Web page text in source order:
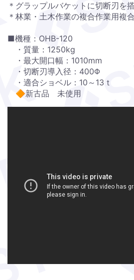
＊グラップルバケットに切断刃を
＊林業・土木作業の複合作業用複
■機種：OHB-120
・質量：1250kg
・最大開口幅：1010mm
・切断刃導入径：400Φ
・適合ショベル：10～13ｔ
🔶新古品 未使用